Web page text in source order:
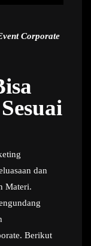
Corporate
dan
Materi.
Berikut